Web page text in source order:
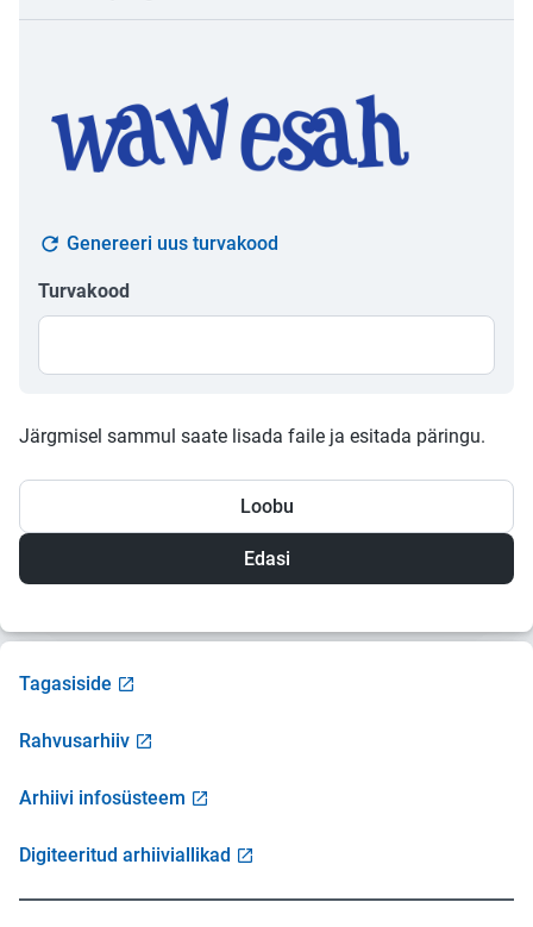
Genereeri uus turvakood
Turvakood
Järgmisel sammul saate lisada faile ja esitada päringu.
Loobu
Tagasiside
Rahvusarhiiv
Arhiivi infosüsteem
Digiteeritud arhiiviallikad